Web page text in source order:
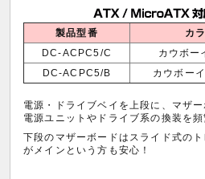
製品型番 カ
DC-ACPC5/C
カウボー
DC-ACPC5/B
カウボー
電源・ドライブベイを上段に、マザ
電源ユニットやドライブ系の換装を
下段のマザーボードはスライド式の
がメインという方も安心！